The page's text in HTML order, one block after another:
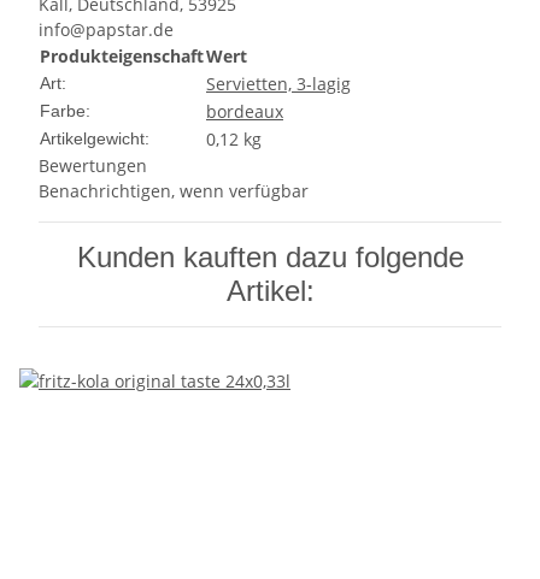
info@papstar.de
ProdukteigenschaftWert
Art: Servietten, 3-lagig
Farbe: bordeaux
Artikelgewicht: 0,12 kg
Bewertungen
Benachrichtigen, wenn verfügbar
Kunden kauften dazu folgende
Artikel: